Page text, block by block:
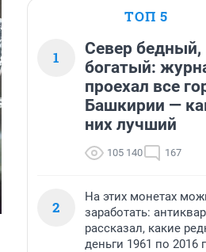
ТОП 5
1
Север бедный,
богатый:
проехал все
Башкирии —
них лучший
105 140 167
2
На этих монетах
заработать:
рассказал, какие
деньги 1961 по 2016